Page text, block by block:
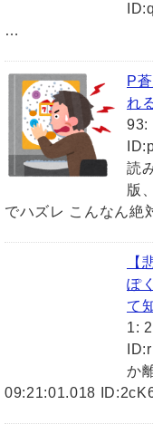
…
P
れ
93:
読
版
でハズレ こんなん絶
【
ぽ
て
1:
か
09:21:01.018